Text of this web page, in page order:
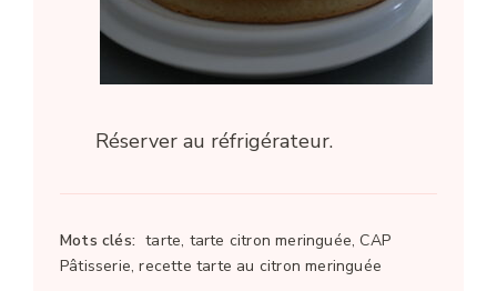
Réserver au réfrigérateur.
Mots clés: tarte, tarte citron meringuée, CAP
Pâtisserie, recette tarte au citron meringuée